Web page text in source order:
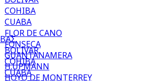
COHIBA
CUABA
FLOR DE CANO
FONSECA
GUANTANAMERA
H.UPMANN
HOYO DE MONTERREY
BOLIVAR
COHIBA
CUABA